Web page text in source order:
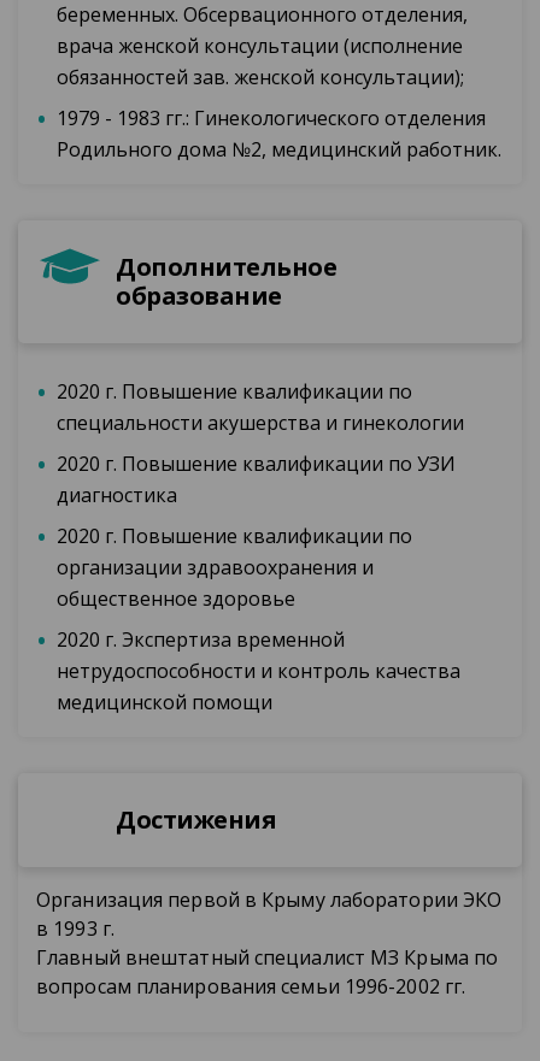
беременных. Обсервационного отделения,
врача женской консультации (исполнение
обязанностей зав. женской консультации);
1979 - 1983 гг.: Гинекологического отделения
Родильного дома №2, медицинский работник.
Дополнительное
образование
2020 г. Повышение квалификации по
специальности акушерства и гинекологии
2020 г. Повышение квалификации по УЗИ
диагностика
2020 г. Повышение квалификации по
организации здравоохранения и
общественное здоровье
2020 г. Экспертиза временной
нетрудоспособности и контроль качества
медицинской помощи
Достижения
Организация первой в Крыму лаборатории ЭКО
в 1993 г.
Главный внештатный специалист МЗ Крыма по
вопросам планирования семьи 1996-2002 гг.